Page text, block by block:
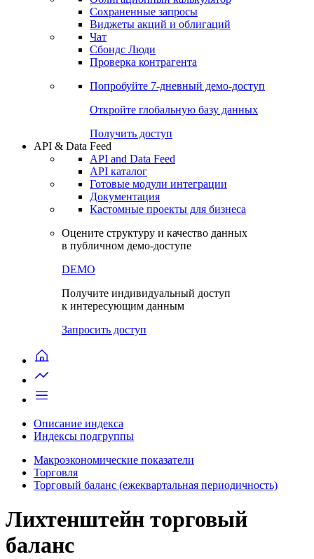
Сохраненные запросы
Виджеты акций и облигаций
Чат
Сбондс Люди
Проверка контрагента
Попробуйте 7-дневный демо-доступ
Откройте глобальную базу данных
Получить доступ
API & Data Feed
API and Data Feed
API каталог
Готовые модули интеграции
Документация
Кастомные проекты для бизнеса
Оцените структуру и качество данных
в публичном демо-доступе
DEMO
Получите индивидуальный доступ
к интересующим данным
Запросить доступ
Описание индекса
Индексы подгруппы
Макроэкономические показатели
Торговля
Торговый баланс (ежеквартальная периодичность)
Лихтенштейн торговый
баланс